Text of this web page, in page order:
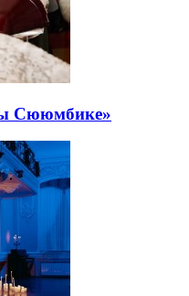
Сююмбике»